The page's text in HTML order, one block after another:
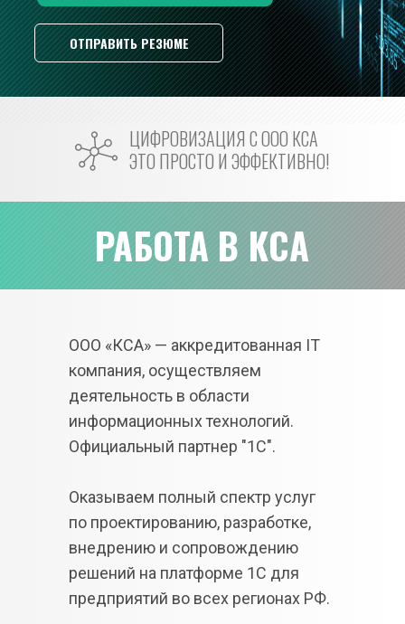
ОТПРАВИТЬ РЕЗЮМЕ
ЦИФРОВИЗАЦИЯ С ООО КСА
ЭТО ПРОСТО И ЭФФЕКТИВНО!
РАБОТА В КСА
ООО «КСА» — аккредитованная IT
компания, осуществляем
деятельность в области
информационных технологий.
Официальный партнер "1С".
Оказываем полный спектр услуг
по проектированию, разработке,
внедрению и сопровождению
решений на платформе 1С для
предприятий во всех регионах РФ.